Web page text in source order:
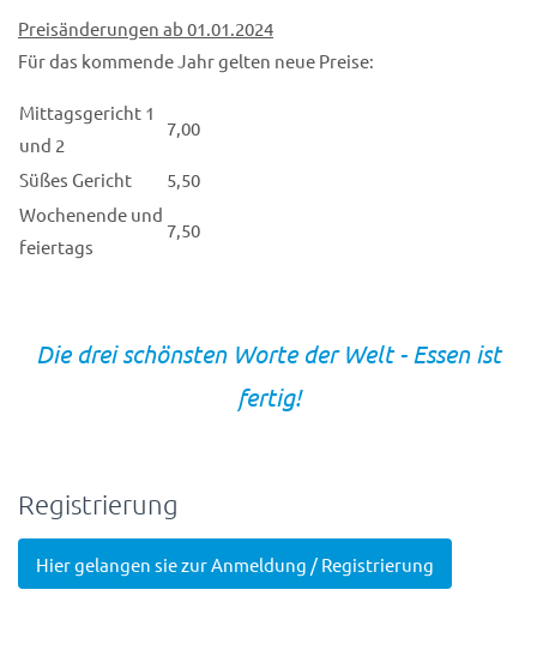
Preisänderungen ab 01.01.2024
Für das kommende Jahr gelten neue Preise:
Mittagsgericht 1
und 2
7,00
Süßes Gericht
5,50
Wochenende und
feiertags
7,50
Die drei schönsten Worte der Welt - Essen ist
fertig!
Registrierung
Hier gelangen sie zur Anmeldung / Registrierung